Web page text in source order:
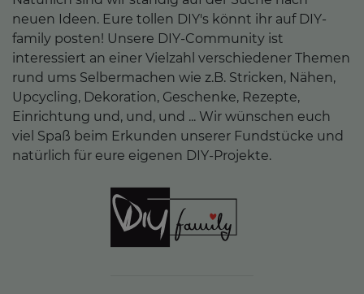
neuen Ideen. Eure tollen DIY's könnt ihr auf DIY-
family posten! Unsere DIY-Community ist
interessiert an einer Vielzahl verschiedener Themen
rund ums Selbermachen wie z.B. Stricken, Nähen,
Upcycling, Dekoration, Geschenke, Rezepte,
Einrichtung und, und, und ... Wir wünschen euch
viel Spaß beim Erkunden unserer Fundstücke und
natürlich für eure eigenen DIY-Projekte.